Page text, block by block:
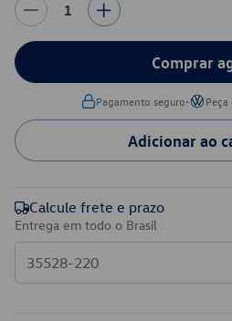
1
Comprar
Pagamento seguro•
Adicionar ao
Calcule frete e prazo
Entrega em todo o Brasil